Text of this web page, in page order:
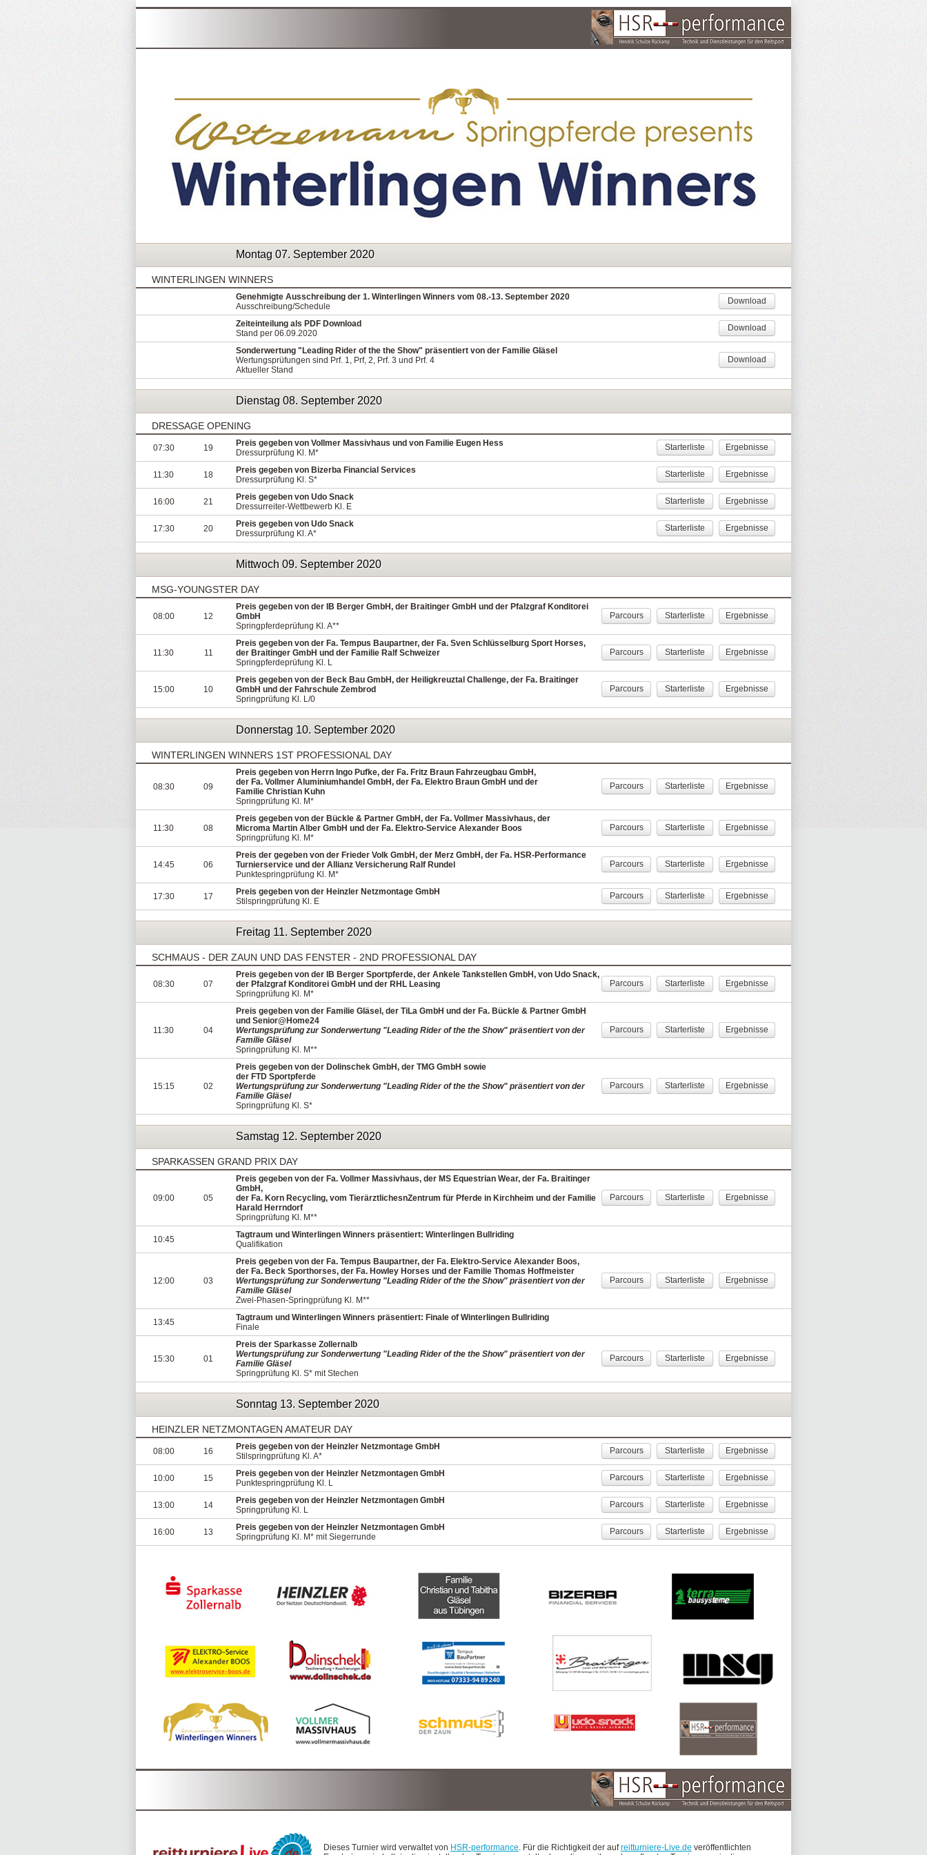
Montag 07. September 2020
WINTERLINGEN WINNERS
Genehmigte Ausschreibung der 1. Winterlingen Winners vom 08.-13. September 2020
Ausschreibung/Schedule
Download
Zeiteinteilung als PDF Download
Stand per 06.09.2020
Download
Sonderwertung "Leading Rider of the the Show" präsentiert von der Familie Gläsel
Wertungsprüfungen sind Prf. 1, Prf, 2, Prf. 3 und Prf. 4
Aktueller Stand
Download
Dienstag 08. September 2020
DRESSAGE OPENING
07:30 19
Preis gegeben von Vollmer Massivhaus und von Familie Eugen Hess
Dressurprüfung Kl. M*
Starterliste Ergebnisse
11:30 18
Preis gegeben von Bizerba Financial Services
Dressurprüfung Kl. S*
Starterliste Ergebnisse
16:00 21
Preis gegeben von Udo Snack
Dressurreiter-Wettbewerb Kl. E
Starterliste Ergebnisse
17:30 20
Preis gegeben von Udo Snack
Dressurprüfung Kl. A*
Starterliste Ergebnisse
Mittwoch 09. September 2020
MSG-YOUNGSTER DAY
08:00 12
Preis gegeben von der IB Berger GmbH, der Braitinger GmbH und der Pfalzgraf Konditorei
GmbH
Springpferdeprüfung Kl. A**
Parcours Starterliste Ergebnisse
11:30 11
Preis gegeben von der Fa. Tempus Baupartner, der Fa. Sven Schlüsselburg Sport Horses,
der Braitinger GmbH und der Familie Ralf Schweizer
Springpferdeprüfung Kl. L
Parcours Starterliste Ergebnisse
15:00 10
Preis gegeben von der Beck Bau GmbH, der Heiligkreuztal Challenge, der Fa. Braitinger
GmbH und der Fahrschule Zembrod
Springprüfung Kl. L/0
Parcours Starterliste Ergebnisse
Donnerstag 10. September 2020
WINTERLINGEN WINNERS 1ST PROFESSIONAL DAY
08:30 09
Preis gegeben von Herrn Ingo Pufke, der Fa. Fritz Braun Fahrzeugbau GmbH,
der Fa. Vollmer Aluminiumhandel GmbH, der Fa. Elektro Braun GmbH und der
Familie Christian Kuhn
Springprüfung Kl. M*
Parcours Starterliste Ergebnisse
11:30 08
Preis gegeben von der Bückle & Partner GmbH, der Fa. Vollmer Massivhaus, der
Microma Martin Alber GmbH und der Fa. Elektro-Service Alexander Boos
Springprüfung Kl. M*
Parcours Starterliste Ergebnisse
14:45 06
Preis der gegeben von der Frieder Volk GmbH, der Merz GmbH, der Fa. HSR-Performance
Turnierservice und der Allianz Versicherung Ralf Rundel
Punktespringprüfung Kl. M*
Parcours Starterliste Ergebnisse
17:30 17
Preis gegeben von der Heinzler Netzmontage GmbH
Stilspringprüfung Kl. E
Parcours Starterliste Ergebnisse
Freitag 11. September 2020
SCHMAUS - DER ZAUN UND DAS FENSTER - 2ND PROFESSIONAL DAY
08:30 07
Preis gegeben von der IB Berger Sportpferde, der Ankele Tankstellen GmbH, von Udo Snack,
der Pfalzgraf Konditorei GmbH und der RHL Leasing
Springprüfung Kl. M*
Parcours Starterliste Ergebnisse
11:30 04
Preis gegeben von der Familie Gläsel, der TiLa GmbH und der Fa. Bückle & Partner GmbH
und Senior@Home24
Wertungsprüfung zur Sonderwertung "Leading Rider of the the Show" präsentiert von der
Familie Gläsel
Springprüfung Kl. M**
Parcours Starterliste Ergebnisse
15:15 02
Preis gegeben von der Dolinschek GmbH, der TMG GmbH sowie
der FTD Sportpferde
Wertungsprüfung zur Sonderwertung "Leading Rider of the the Show" präsentiert von der
Familie Gläsel
Springprüfung Kl. S*
Parcours Starterliste Ergebnisse
Samstag 12. September 2020
SPARKASSEN GRAND PRIX DAY
09:00 05
Preis gegeben von der Fa. Vollmer Massivhaus, der MS Equestrian Wear, der Fa. Braitinger
GmbH,
der Fa. Korn Recycling, vom TierärztlichesnZentrum für Pferde in Kirchheim und der Familie
Harald Herrndorf
Springprüfung Kl. M**
Parcours Starterliste Ergebnisse
10:45
Tagtraum und Winterlingen Winners präsentiert: Winterlingen Bullriding
Qualifikation
12:00 03
Preis gegeben von der Fa. Tempus Baupartner, der Fa. Elektro-Service Alexander Boos,
der Fa. Beck Sporthorses, der Fa. Howley Horses und der Familie Thomas Hoffmeister
Wertungsprüfung zur Sonderwertung "Leading Rider of the the Show" präsentiert von der
Familie Gläsel
Zwei-Phasen-Springprüfung Kl. M**
Parcours Starterliste Ergebnisse
13:45
Tagtraum und Winterlingen Winners präsentiert: Finale of Winterlingen Bullriding
Finale
15:30 01
Preis der Sparkasse Zollernalb
Wertungsprüfung zur Sonderwertung "Leading Rider of the the Show" präsentiert von der
Familie Gläsel
Springprüfung Kl. S* mit Stechen
Parcours Starterliste Ergebnisse
Sonntag 13. September 2020
HEINZLER NETZMONTAGEN AMATEUR DAY
08:00 16
Preis gegeben von der Heinzler Netzmontage GmbH
Stilspringprüfung Kl. A*
Parcours Starterliste Ergebnisse
10:00 15
Preis gegeben von der Heinzler Netzmontagen GmbH
Punktespringprüfung Kl. L
Parcours Starterliste Ergebnisse
13:00 14
Preis gegeben von der Heinzler Netzmontagen GmbH
Springprüfung Kl. L
Parcours Starterliste Ergebnisse
16:00 13
Preis gegeben von der Heinzler Netzmontagen GmbH
Springprüfung Kl. M* mit Siegerrunde
Parcours Starterliste Ergebnisse
Dieses Turnier wird verwaltet von HSR-performance . Für die Richtigkeit der aufreitturniere-Live.de veröffentlichten